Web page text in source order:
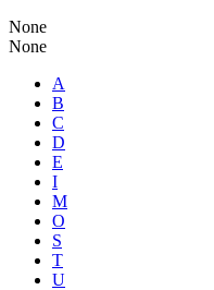
None
None
A
B
C
D
E
I
M
O
S
T
U